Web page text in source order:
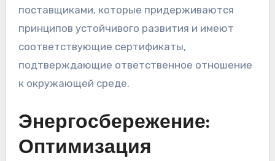
поставщиками, которые придерживаются
принципов устойчивого развития и имеют
соответствующие сертификаты,
подтверждающие ответственное отношение
к окружающей среде.
Энергосбережение:
Оптимизация